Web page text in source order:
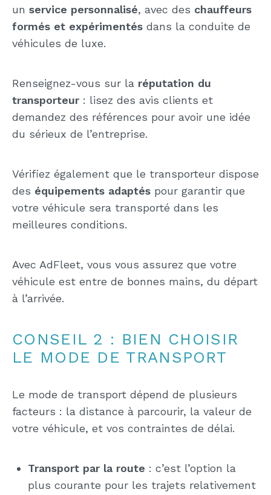
un service personnalisé, avec des chauffeurs
formés et expérimentés dans la conduite de
véhicules de luxe.
Renseignez-vous sur la réputation du
transporteur : lisez des avis clients et
demandez des références pour avoir une idée
du sérieux de l’entreprise.
Vérifiez également que le transporteur dispose
des équipements adaptés pour garantir que
votre véhicule sera transporté dans les
meilleures conditions.
Avec AdFleet, vous vous assurez que votre
véhicule est entre de bonnes mains, du départ
à l’arrivée.
CONSEIL 2 : BIEN CHOISIR
LE MODE DE TRANSPORT
Le mode de transport dépend de plusieurs
facteurs : la distance à parcourir, la valeur de
votre véhicule, et vos contraintes de délai.
Transport par la route : c’est l’option la
plus courante pour les trajets relativement